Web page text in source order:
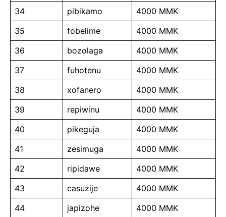
34
pibikamo
4000 MMK
35
fobelime
4000 MMK
36
bozolaga
4000 MMK
37
fuhotenu
4000 MMK
38
xofanero
4000 MMK
39
repiwinu
4000 MMK
40
pikeguja
4000 MMK
41
zesimuga
4000 MMK
42
ripidawe
4000 MMK
43
casuzije
4000 MMK
44
japizohe
4000 MMK